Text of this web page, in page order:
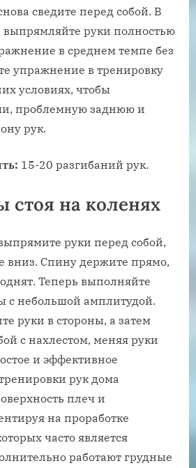
сведите перед собой. В
выпрямляйте руки полностью
в среднем темпе без
упражнение в тренировку
условиях, чтобы
проблемную заднюю и
рук.
15-20 разгибаний рук.
на коленях
руки перед собой,
вниз. Спину держите прямо,
Теперь выполняйте
с небольшой амплитудой.
руки в стороны, а затем
с нахлестом, меняя руки
и эффективное
рук дома
плеч и
на проработке
часто является
работают грудные